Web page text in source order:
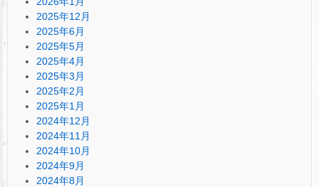
2025年12月
2025年6月
2025年5月
2025年4月
2025年3月
2025年2月
2025年1月
2024年12月
2024年11月
2024年10月
2024年9月
2024年8月